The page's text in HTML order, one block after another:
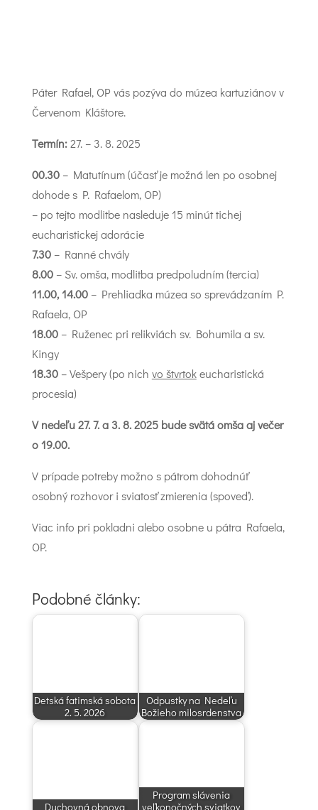
Páter Rafael, OP vás pozýva do múzea kartuziánov v
Červenom Kláštore.
Termín:27. – 3. 8. 2025
00.30– Matutínum (účasť je možná len po osobnej
dohode s P. Rafaelom, OP)
– po tejto modlitbe nasleduje 15 minút tichej
eucharistickej adorácie
7.30– Ranné chvály
8.00– Sv. omša, modlitba predpoludním (tercia)
11.00, 14.00– Prehliadka múzea so sprevádzaním P.
Rafaela, OP
18.00– Ruženec pri relikviách sv. Bohumila a sv.
Kingy
18.30– Vešpery (po nich vo štvrtokeucharistická
procesia)
V nedeľu 27. 7. a 3. 8. 2025 bude svätá omša aj večer
o 19.00.
V prípade potreby možno s pátrom dohodnúť
osobný rozhovor i sviatosť zmierenia (spoveď).
Viac info pri pokladni alebo osobne u pátra Rafaela,
OP.
Podobné články:
Detská fatimská sobota
2. 5. 2026
Odpustky na Nedeľu
Božieho milosrdenstva
Duchovná obnova
Program slávenia
veľkonočných sviatkov